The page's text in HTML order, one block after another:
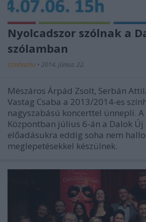
Nyolcadszor szólnak a
szólamban
szinhazhu • 2014. június 22.
Mészáros Árpád Zsolt, Serbán
Vastag Csaba a 2013/2014-es
nagyszabású koncerttel ünnepli.
Központban július 6-án a Dalok
előadásukra eddig soha nem
meglepetésekkel készülnek.